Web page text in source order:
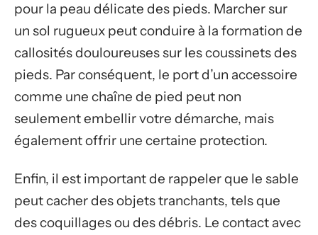
pour la peau délicate des pieds. Marcher sur
un sol rugueux peut conduire à la formation de
callosités douloureuses sur les coussinets des
pieds. Par conséquent, le port d’un accessoire
comme une chaîne de pied peut non
seulement embellir votre démarche, mais
également offrir une certaine protection.
Enfin, il est important de rappeler que le sable
peut cacher des objets tranchants, tels que
des coquillages ou des débris. Le contact avec